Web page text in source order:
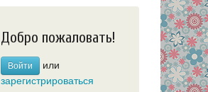
Добро пожаловать!
Войти
или
зарегистрироваться